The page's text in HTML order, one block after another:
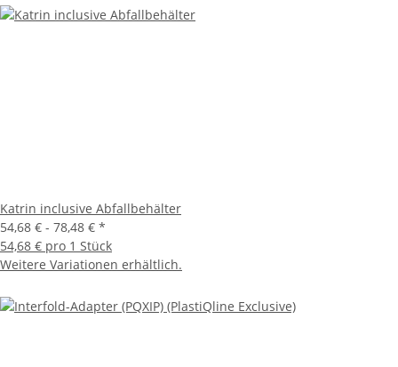
Katrin inclusive Abfallbehälter
54,68 € - 78,48 € *
54,68 € pro 1 Stück
Weitere Variationen erhältlich.